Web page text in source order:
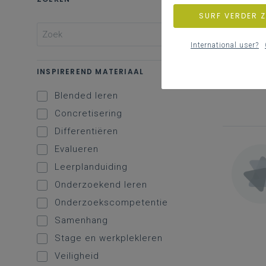
INSPIREREND MATERIAAL
Blended leren
Concretisering
Differentiëren
Evalueren
Leerplanduiding
Onderzoekend leren
Onderzoekscompetentie
Samenhang
Stage en werkplekleren
Veiligheid
SURF VERDER
International user?